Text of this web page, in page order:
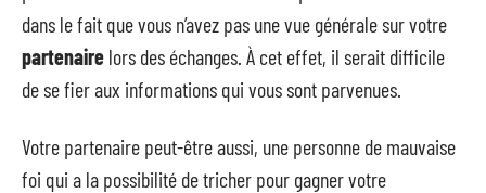
dans le fait que vous n’avez pas une vue générale sur votre
partenaire lors des échanges. À cet effet, il serait difficile
de se fier aux informations qui vous sont parvenues.
Votre partenaire peut-être aussi, une personne de mauvaise
foi qui a la possibilité de tricher pour gagner votre